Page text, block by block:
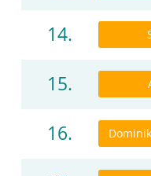
14.
15.
16.